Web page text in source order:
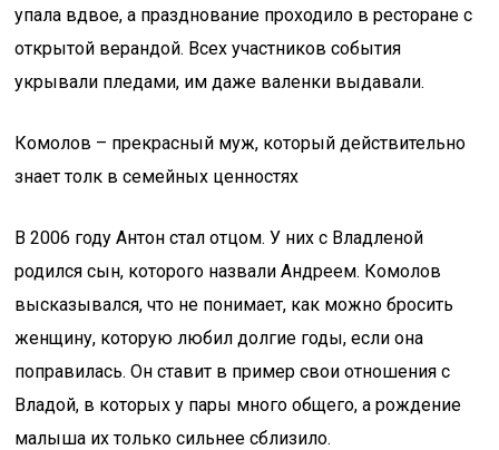
упала вдвое, а празднование проходило в ресторане с
открытой верандой. Всех участников события
укрывали пледами, им даже валенки выдавали.
Комолов – прекрасный муж, который действительно
знает толк в семейных ценностях
В 2006 году Антон стал отцом. У них с Владленой
родился сын, которого назвали Андреем. Комолов
высказывался, что не понимает, как можно бросить
женщину, которую любил долгие годы, если она
поправилась. Он ставит в пример свои отношения с
Владой, в которых у пары много общего, а рождение
малыша их только сильнее сблизило.